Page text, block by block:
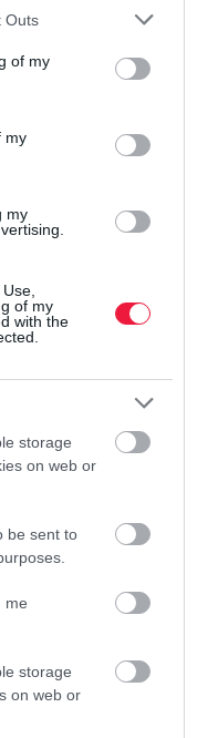
one or more Google
You may click to
its third-party tags to
in below Google
Outs
of my
my
my
of my
with the
storage
on web or
be sent to
me
storage
on web or